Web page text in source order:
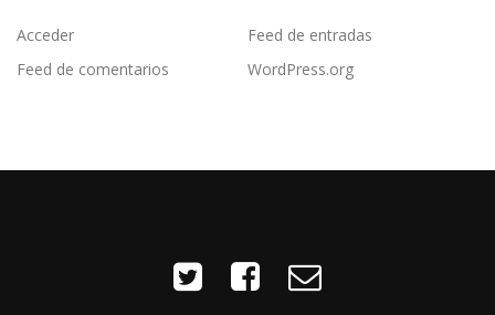
Acceder
Feed de entradas
Feed de comentarios
WordPress.org